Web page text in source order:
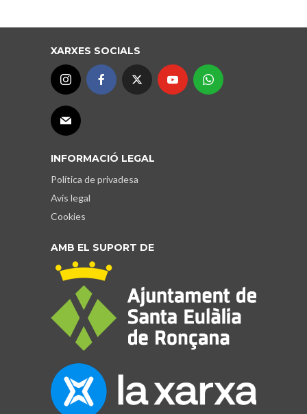
XARXES SOCIALS
INFORMACIÓ LEGAL
Política de privadesa
Avís legal
Cookies
AMB EL SUPORT DE